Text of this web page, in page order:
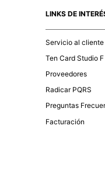
LINKS DE
Servicio al cliente
Ten Card Studio F
Proveedores
Radicar PQRS
Preguntas
Facturación